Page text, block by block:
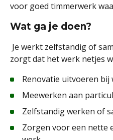
voor goed timmerwerk
Wat ga je doen?
Je werkt zelfstandig of
zorgt dat het werk netjes
Renovatie uitvoeren
Meewerken aan
Zelfstandig werken of
Zorgen voor een nette